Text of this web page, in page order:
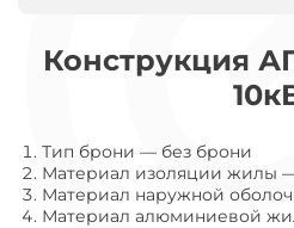
Конструкция
Тип брони — без брони
Материал изоляции жилы
Материал наружной
Материал алюминиевой